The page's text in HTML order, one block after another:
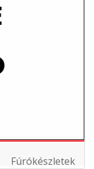
Fúrókészletek